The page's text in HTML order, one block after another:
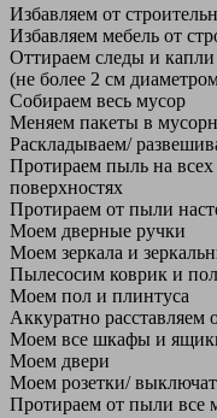
Избавляем от
Избавляем мебель от
Оттираем следы и капли
(не более 2 см
Собираем весь мусор
Меняем пакеты в
Раскладываем/
Протираем пыль на
поверхностях
Протираем от пыли
Моем дверные ручки
Моем зеркала и
Пылесосим коврик и пол
Моем пол и плинтуса
Аккуратно расставляем
Моем все шкафы и
Моем двери
Моем розетки/
Протираем от пыли все